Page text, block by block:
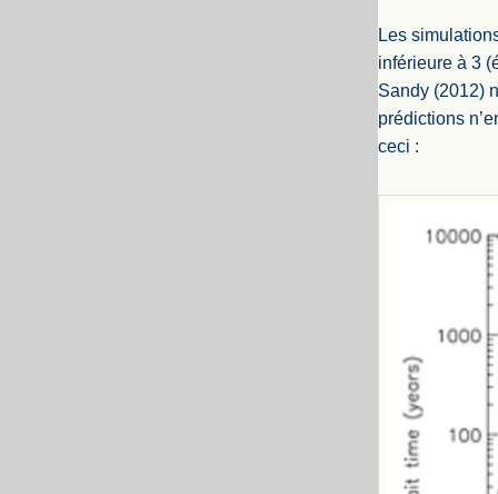
Les
inférieure à 3
Sandy (2012)
prédictions
ceci :